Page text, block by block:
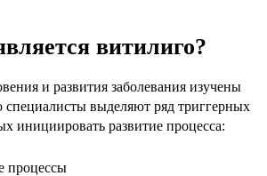
витилиго?
и развития заболевания изучены
специалисты выделяют ряд триггерных
инициировать развитие процесса:
процессы